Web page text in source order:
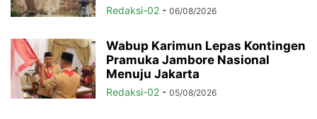
Redaksi-02 - 06/08/2026
Wabup Karimun Lepas Kontingen
Pramuka Jambore Nasional
Menuju Jakarta
Redaksi-02 - 05/08/2026